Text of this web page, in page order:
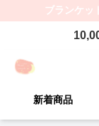
ブランケッ
新着商品